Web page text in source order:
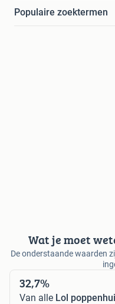
Populaire zoektermen
Wat je moet
De onderstaande waarden
32,7%
Van alle Lol